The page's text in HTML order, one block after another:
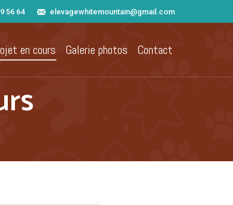
56 64 elevagewhitemountain@gmail.com
en cours Galerie photos Contact